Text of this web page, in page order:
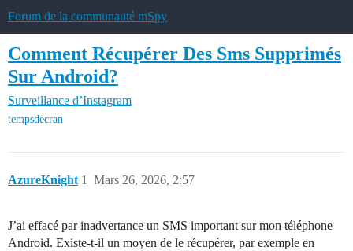
Forum de la communauté mSpy
Comment Récupérer Des Sms Supprimés
Sur Android?
Surveillance d’Instagram
tempsdecran
AzureKnight Mars 26, 2026, 2:57
1
J’ai effacé par inadvertance un SMS important sur mon téléphone
Android. Existe-t-il un moyen de le récupérer, par exemple en